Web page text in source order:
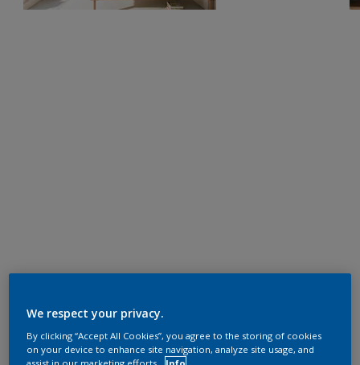
We respect your privacy.
By clicking “Accept All Cookies”, you agree to the storing of cookies
on your device to enhance site navigation, analyze site usage, and